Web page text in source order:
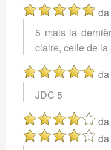
da
5 mais la
claire, celle de
da
JDC 5
da
da